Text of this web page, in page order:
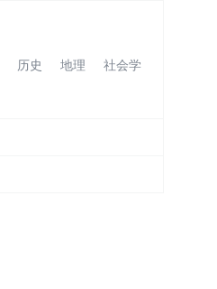
历史 地理
社会学